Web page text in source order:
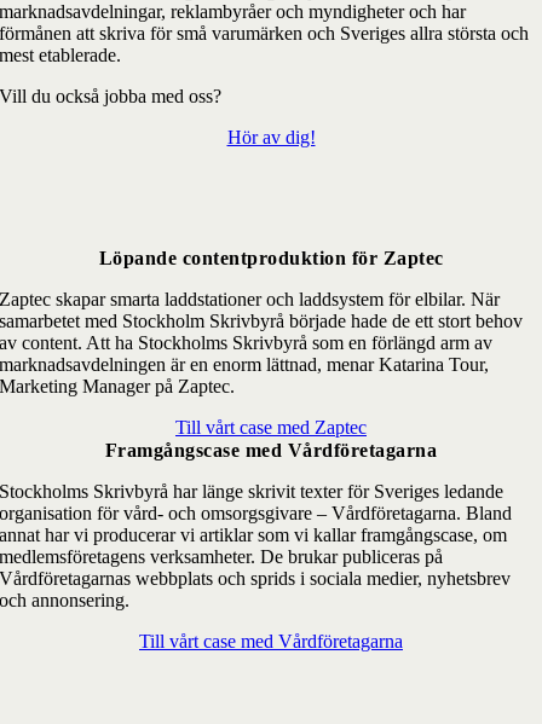
marknadsavdelningar, reklambyråer och myndigheter och har
förmånen att skriva för små varumärken och Sveriges allra största och
mest etablerade.
Vill du också jobba med oss?
Hör av dig!
Löpande contentproduktion för Zaptec
Zaptec skapar smarta laddstationer och laddsystem för elbilar. När
samarbetet med Stockholm Skrivbyrå började hade de ett stort behov
av content. Att ha Stockholms Skrivbyrå som en förlängd arm av
marknadsavdelningen är en enorm lättnad, menar Katarina Tour,
Marketing Manager på Zaptec.
Till vårt case med Zaptec
Framgångscase med Vårdföretagarna
Stockholms Skrivbyrå har länge skrivit texter för Sveriges ledande
organisation för vård- och omsorgsgivare – Vårdföretagarna. Bland
annat har vi producerar vi artiklar som vi kallar framgångscase, om
medlemsföretagens verksamheter. De brukar publiceras på
Vårdföretagarnas webbplats och sprids i sociala medier, nyhetsbrev
och annonsering.
Till vårt case med Vårdföretagarna